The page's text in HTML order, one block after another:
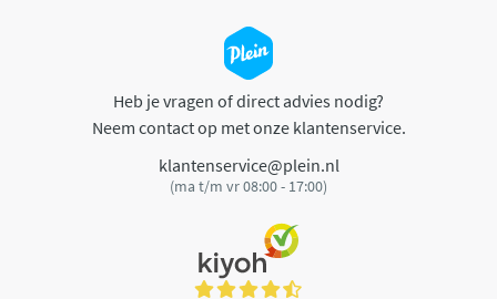
Heb je vragen of direct advies nodig?
Neem contact op met onze klantenservice.
klantenservice@plein.nl
(ma t/m vr 08:00 - 17:00)